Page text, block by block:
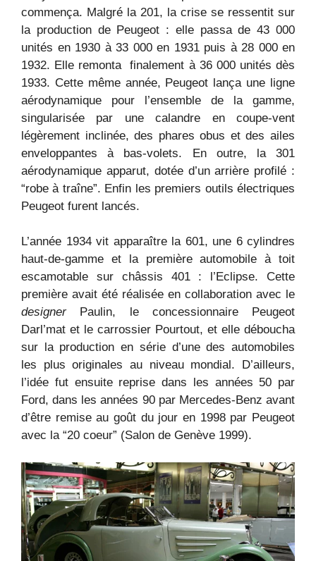
commença. Malgré la 201, la crise se ressentit sur
la production de Peugeot : elle passa de 43 000
unités en 1930 à 33 000 en 1931 puis à 28 000 en
1932. Elle remonta finalement à 36 000 unités dès
1933. Cette même année, Peugeot lança une ligne
aérodynamique pour l’ensemble de la gamme,
singularisée par une calandre en coupe-vent
légèrement inclinée, des phares obus et des ailes
enveloppantes à bas-volets. En outre, la 301
aérodynamique apparut, dotée d’un arrière profilé :
“robe à traîne”. Enfin les premiers outils électriques
Peugeot furent lancés.
L’année 1934 vit apparaître la 601, une 6 cylindres
haut-de-gamme et la première automobile à toit
escamotable sur châssis 401 : l’Eclipse. Cette
première avait été réalisée en collaboration avec le
designerPaulin, le concessionnaire Peugeot
Darl’mat et le carrossier Pourtout, et elle déboucha
sur la production en série d’une des automobiles
les plus originales au niveau mondial. D’ailleurs,
l’idée fut ensuite reprise dans les années 50 par
Ford, dans les années 90 par Mercedes-Benz avant
d’être remise au goût du jour en 1998 par Peugeot
avec la “20 coeur” (Salon de Genève 1999).